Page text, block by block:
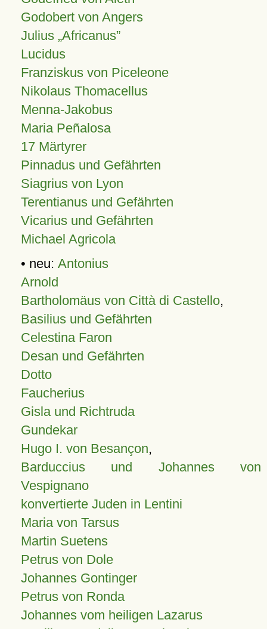
Godobert von Angers
Julius Africanus
Lucidus
Franziskus von Piceleone
Nikolaus Thomacellus
Menna-Jakobus
Maria Peñalosa
17 Märtyrer
Pinnadus und Gefährten
Siagrius von Lyon
Terentianus und Gefährten
Vicarius und Gefährten
Michael Agricola
• neu: Antonius
Arnold
Bartholomäus von Città di Castello,
Basilius und Gefährten
Celestina Faron
Desan und Gefährten
Dotto
Faucherius
Gisla und Richtruda
Gundekar
Hugo I. von Besançon,
Barduccius und Johannes von
Vespignano
konvertierte Juden in Lentini
Maria von Tarsus
Martin Suetens
Petrus von Dole
Johannes Gontinger
Petrus von Ronda
Johannes vom heiligen Lazarus